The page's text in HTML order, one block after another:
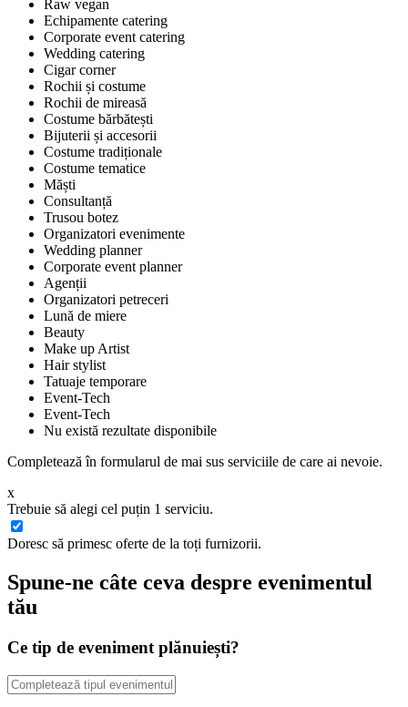
Raw vegan
Echipamente catering
Corporate event catering
Wedding catering
Cigar corner
Rochii și costume
Rochii de mireasă
Costume bărbătești
Bijuterii și accesorii
Costume tradiționale
Costume tematice
Măști
Consultanță
Trusou botez
Organizatori evenimente
Wedding planner
Corporate event planner
Agenții
Organizatori petreceri
Lună de miere
Beauty
Make up Artist
Hair stylist
Tatuaje temporare
Event-Tech
Event-Tech
Nu există rezultate disponibile
Completează în formularul de mai sus serviciile de care ai nevoie.
x
Trebuie să alegi cel puțin 1 serviciu.
Doresc să primesc oferte de la toți furnizorii.
Spune-ne câte ceva despre evenimentul
tău
Ce tip de eveniment plănuiești?